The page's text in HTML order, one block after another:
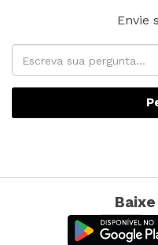
Envie